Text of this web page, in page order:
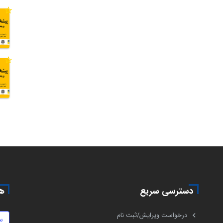
دسترسی سریع
درخواست ویرایش/ثبت نام